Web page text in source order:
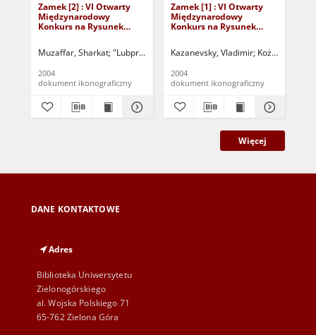
Zamek [2] : VI Otwarty
Międzynarodowy
Konkurs na Rysunek
Muzaffar, Sharkat "Lubpress" (Zielona Góra) Kożuchowski Ośrodek
2004
dokument ikonograficzny
Zamek [1] : VI Otwarty
Międzynarodowy
Konkurs na Rysunek
Kazanevsky, Vladimir Kożuchowski
2004
dokument ikonograficzny
Więcej
DANE KONTAKTOWE
Adres
Biblioteka Uniwersytetu
Zielonogórskiego
al. Wojska Polskiego 71
65-762 Zielona Góra